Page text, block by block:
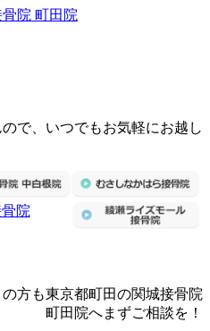
で、いつでもお気軽にお越し
方も東京都町田の関城接骨院
町田院へまずご相談を！